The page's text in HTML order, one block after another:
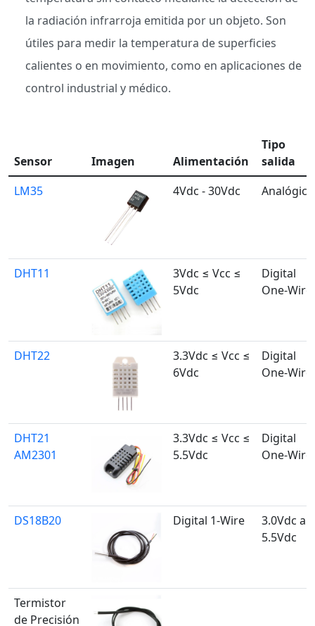
la radiación infrarroja emitida por un objeto. Son
útiles para medir la temperatura de superficies
calientes o en movimiento, como en aplicaciones de
control industrial y médico.
Sensor Imagen Alimentación
Tipo
salida
LM35
4Vdc - 30Vdc Analógica
DHT11
3Vdc ≤ Vcc ≤
5Vdc
Digital
One-Wire
DHT22
3.3Vdc ≤ Vcc ≤
6Vdc
Digital
One-Wire
DHT21
AM2301
3.3Vdc ≤ Vcc ≤
5.5Vdc
Digital
One-Wire
DS18B20 Digital 1-Wire
3.0Vdc a
5.5Vdc
Termistor
de Precisión